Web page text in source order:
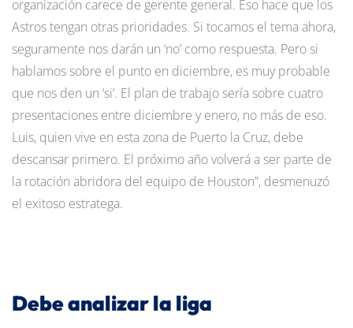
organización carece de gerente general. Eso hace que los
Astros tengan otras prioridades. Si tocamos el tema ahora,
seguramente nos darán un ‘no’ como respuesta. Pero si
hablamos sobre el punto en diciembre, es muy probable
que nos den un ‘si’. El plan de trabajo sería sobre cuatro
presentaciones entre diciembre y enero, no más de eso.
Luis, quien vive en esta zona de Puerto la Cruz, debe
descansar primero. El próximo año volverá a ser parte de
la rotación abridora del equipo de Houston”, desmenuzó
el exitoso estratega.
Debe analizar la liga